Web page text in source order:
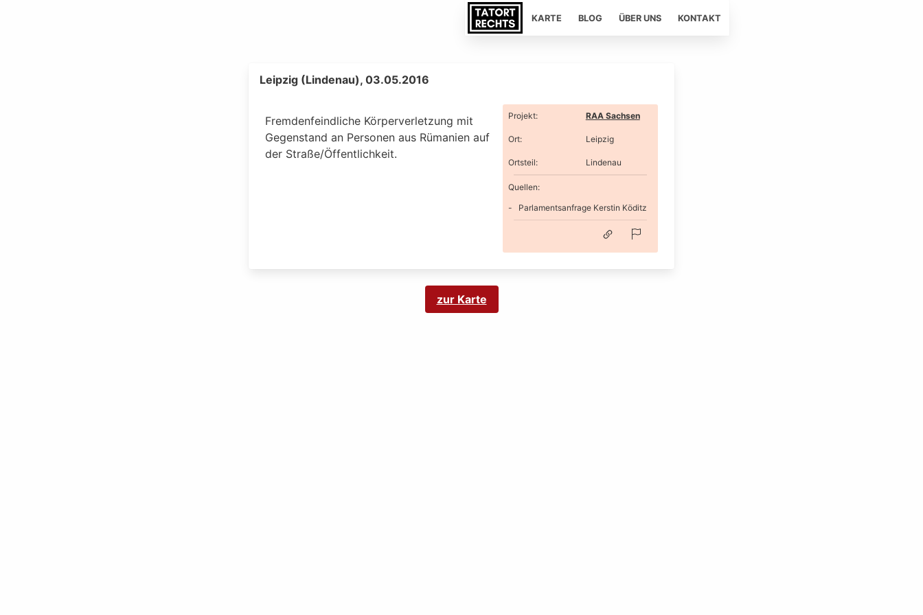
KARTE BLOG ÜBER UNS KONTAKT
Leipzig (Lindenau), 03.05.2016
Fremdenfeindliche Körperverletzung mit
Gegenstand an Personen aus Rümanien auf
der Straße/Öffentlichkeit.
Projekt: RAA Sachsen
Ort: Leipzig
Ortsteil: Lindenau
Quellen:
Parlamentsanfrage Kerstin Köditz
zur Karte